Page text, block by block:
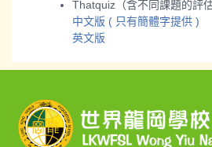
Thatquiz（含不同課題的評估
中文版 ( 只有簡體字提供 )
英文版